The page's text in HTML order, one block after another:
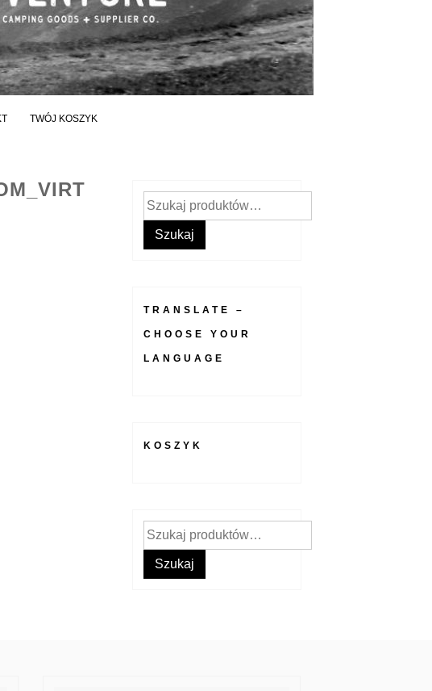
TWÓJ KOSZYK
Szukaj:
Szukaj
TRANSLATE –
CHOOSE YOUR
LANGUAGE
KOSZYK
Szukaj:
Szukaj